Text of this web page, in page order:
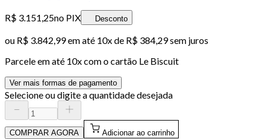
R$ 3.151,25no PIX Desconto
ou R$ 3.842,99em até 10x de R$ 384,29 sem juros
Parcele em até 10x com o cartão Le Biscuit
Ver mais formas de pagamento
Selecione ou digite a quantidade desejada
COMPRAR AGORA Adicionar ao carrinho